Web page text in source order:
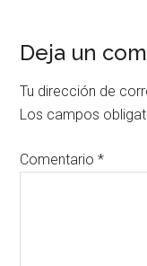
Deja un
Tu dirección de
Los campos
Comentario*